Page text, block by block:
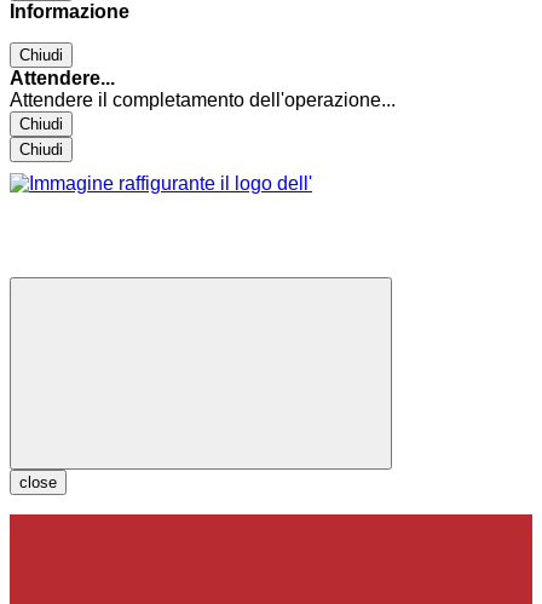
Informazione
Chiudi
Attendere...
Attendere il completamento dell'operazione...
Chiudi
Chiudi
close